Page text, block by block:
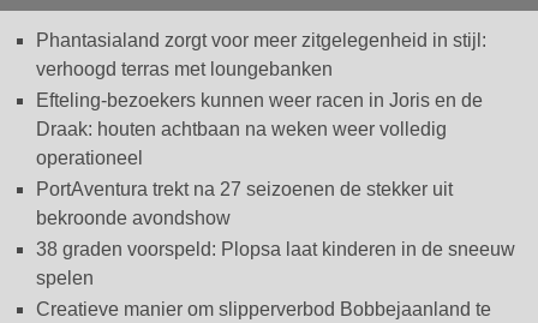
Phantasialand zorgt voor meer zitgelegenheid in stijl:
verhoogd terras met loungebanken
Efteling-bezoekers kunnen weer racen in Joris en de
Draak: houten achtbaan na weken weer volledig
operationeel
PortAventura trekt na 27 seizoenen de stekker uit
bekroonde avondshow
38 graden voorspeld: Plopsa laat kinderen in de sneeuw
spelen
Creatieve manier om slipperverbod Bobbejaanland te